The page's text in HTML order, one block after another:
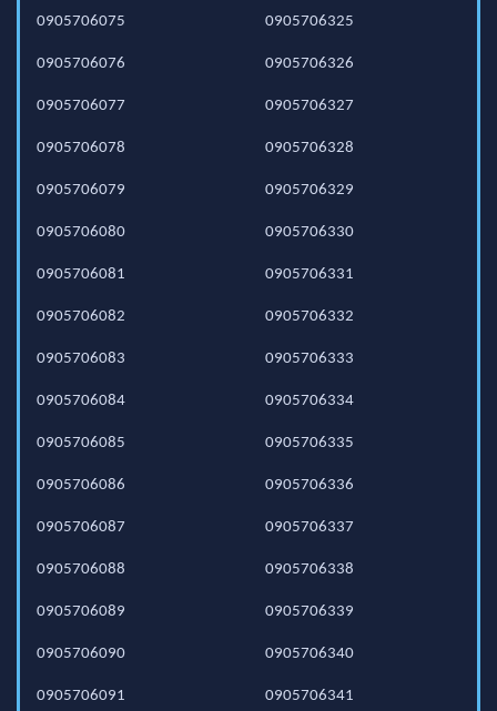
0905706075
0905706076
0905706077
0905706078
0905706079
0905706080
0905706081
0905706082
0905706083
0905706084
0905706085
0905706086
0905706087
0905706088
0905706089
0905706090
0905706091
0905706325
0905706326
0905706327
0905706328
0905706329
0905706330
0905706331
0905706332
0905706333
0905706334
0905706335
0905706336
0905706337
0905706338
0905706339
0905706340
0905706341